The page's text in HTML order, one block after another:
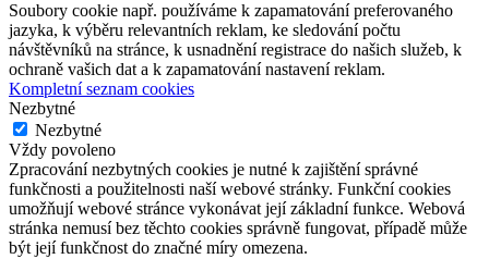
Soubory cookie např. používáme k zapamatování preferovaného
jazyka, k výběru relevantních reklam, ke sledování počtu
návštěvníků na stránce, k usnadnění registrace do našich služeb, k
ochraně vašich dat a k zapamatování nastavení reklam.
Kompletní seznam cookies
Nezbytné
Nezbytné
Vždy povoleno
Zpracování nezbytných cookies je nutné k zajištění správné
funkčnosti a použitelnosti naší webové stránky. Funkční cookies
umožňují webové stránce vykonávat její základní funkce. Webová
stránka nemusí bez těchto cookies správně fungovat, případě může
být její funkčnost do značné míry omezena.